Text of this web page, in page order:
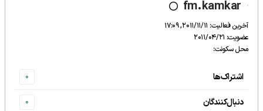
fm.kamkar
آخرین فعالیت: 2011/11/11, 17:09
عضویت: 2011/04/21
محل سکونت:
اشتراک‌ها 0
دنبال‌کنندگان 0